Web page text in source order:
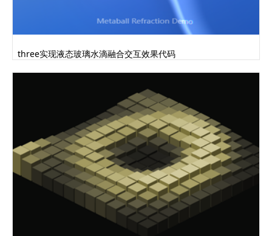
three实现液态玻璃水滴融合交互效果代码